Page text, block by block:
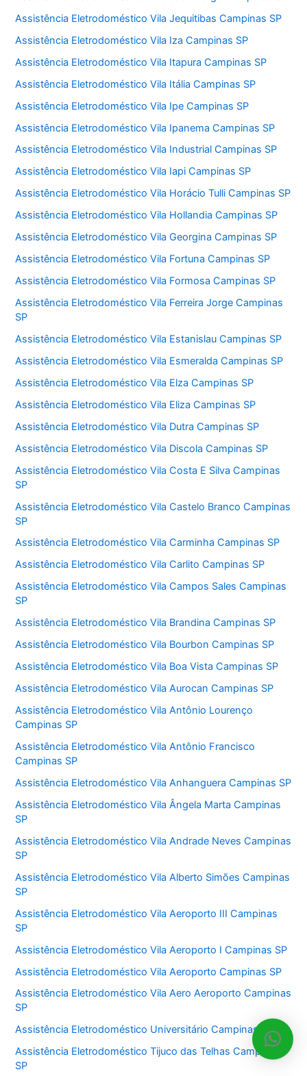
Assistência Eletrodoméstico Vila Jequitibas Campinas SP
Assistência Eletrodoméstico Vila Iza Campinas SP
Assistência Eletrodoméstico Vila Itapura Campinas SP
Assistência Eletrodoméstico Vila Itália Campinas SP
Assistência Eletrodoméstico Vila Ipe Campinas SP
Assistência Eletrodoméstico Vila Ipanema Campinas SP
Assistência Eletrodoméstico Vila Industrial Campinas SP
Assistência Eletrodoméstico Vila Iapi Campinas SP
Assistência Eletrodoméstico Vila Horácio Tulli Campinas SP
Assistência Eletrodoméstico Vila Hollandia Campinas SP
Assistência Eletrodoméstico Vila Georgina Campinas SP
Assistência Eletrodoméstico Vila Fortuna Campinas SP
Assistência Eletrodoméstico Vila Formosa Campinas SP
Assistência Eletrodoméstico Vila Ferreira Jorge Campinas
SP
Assistência Eletrodoméstico Vila Estanislau Campinas SP
Assistência Eletrodoméstico Vila Esmeralda Campinas SP
Assistência Eletrodoméstico Vila Elza Campinas SP
Assistência Eletrodoméstico Vila Eliza Campinas SP
Assistência Eletrodoméstico Vila Dutra Campinas SP
Assistência Eletrodoméstico Vila Discola Campinas SP
Assistência Eletrodoméstico Vila Costa E Silva Campinas
SP
Assistência Eletrodoméstico Vila Castelo Branco Campinas
SP
Assistência Eletrodoméstico Vila Carminha Campinas SP
Assistência Eletrodoméstico Vila Carlito Campinas SP
Assistência Eletrodoméstico Vila Campos Sales Campinas
SP
Assistência Eletrodoméstico Vila Brandina Campinas SP
Assistência Eletrodoméstico Vila Bourbon Campinas SP
Assistência Eletrodoméstico Vila Boa Vista Campinas SP
Assistência Eletrodoméstico Vila Aurocan Campinas SP
Assistência Eletrodoméstico Vila Antônio Lourenço
Campinas SP
Assistência Eletrodoméstico Vila Antônio Francisco
Campinas SP
Assistência Eletrodoméstico Vila Anhanguera Campinas SP
Assistência Eletrodoméstico Vila Ângela Marta Campinas
SP
Assistência Eletrodoméstico Vila Andrade Neves Campinas
SP
Assistência Eletrodoméstico Vila Alberto Simões Campinas
SP
Assistência Eletrodoméstico Vila Aeroporto III Campinas
SP
Assistência Eletrodoméstico Vila Aeroporto I Campinas SP
Assistência Eletrodoméstico Vila Aeroporto Campinas SP
Assistência Eletrodoméstico Vila Aero Aeroporto Campinas
SP
Assistência Eletrodoméstico Universitário Campinas SP
Assistência Eletrodoméstico Tijuco das Telhas Campinas
SP